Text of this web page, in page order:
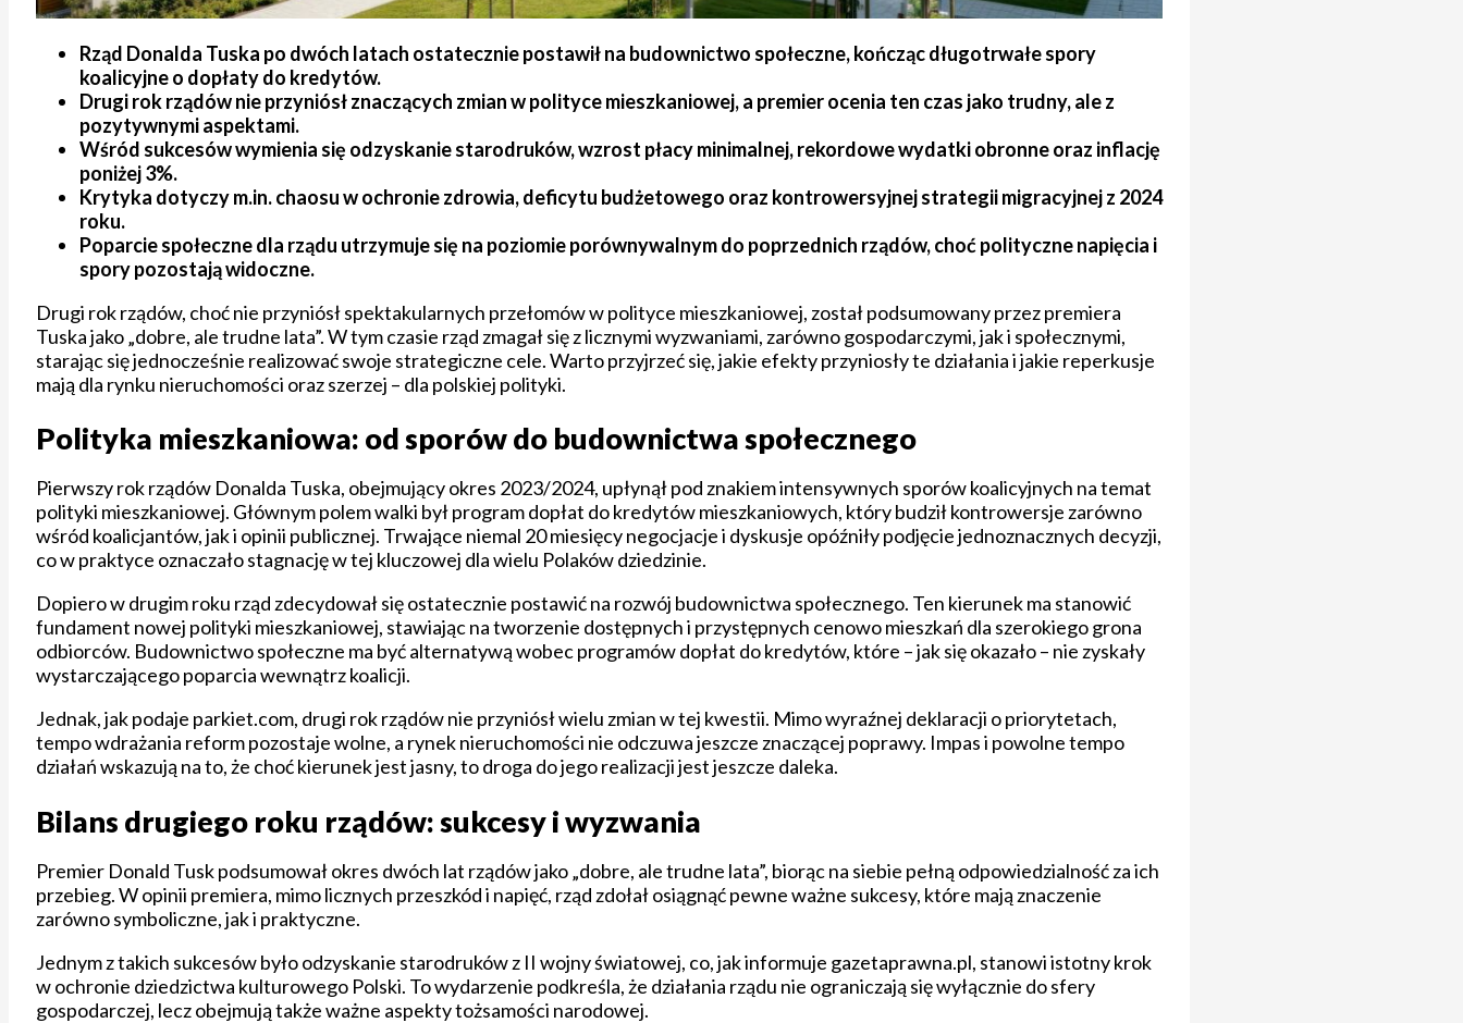
Rząd Donalda Tuska po dwóch latach ostatecznie postawił na budownictwo społeczne, kończąc długotrwałe spory
koalicyjne o dopłaty do kredytów.
Drugi rok rządów nie przyniósł znaczących zmian w polityce mieszkaniowej, a premier ocenia ten czas jako trudny, ale z
pozytywnymi aspektami.
Wśród sukcesów wymienia się odzyskanie starodruków, wzrost płacy minimalnej, rekordowe wydatki obronne oraz inflację
poniżej 3%.
Krytyka dotyczy m.in. chaosu w ochronie zdrowia, deficytu budżetowego oraz kontrowersyjnej strategii migracyjnej z 2024
roku.
Poparcie społeczne dla rządu utrzymuje się na poziomie porównywalnym do poprzednich rządów, choć polityczne napięcia i
spory pozostają widoczne.
Drugi rok rządów, choć nie przyniósł spektakularnych przełomów w polityce mieszkaniowej, został podsumowany przez premiera
Tuska jako „dobre, ale trudne lata”. W tym czasie rząd zmagał się z licznymi wyzwaniami, zarówno gospodarczymi, jak i społecznymi,
starając się jednocześnie realizować swoje strategiczne cele. Warto przyjrzeć się, jakie efekty przyniosły te działania i jakie reperkusje
mają dla rynku nieruchomości oraz szerzej – dla polskiej polityki.
Polityka mieszkaniowa: od sporów do budownictwa społecznego
Pierwszy rok rządów Donalda Tuska, obejmujący okres 2023/2024, upłynął pod znakiem intensywnych sporów koalicyjnych na temat
polityki mieszkaniowej. Głównym polem walki był program dopłat do kredytów mieszkaniowych, który budził kontrowersje zarówno
wśród koalicjantów, jak i opinii publicznej. Trwające niemal 20 miesięcy negocjacje i dyskusje opóźniły podjęcie jednoznacznych decyzji,
co w praktyce oznaczało stagnację w tej kluczowej dla wielu Polaków dziedzinie.
Dopiero w drugim roku rząd zdecydował się ostatecznie postawić na rozwój budownictwa społecznego. Ten kierunek ma stanowić
fundament nowej polityki mieszkaniowej, stawiając na tworzenie dostępnych i przystępnych cenowo mieszkań dla szerokiego grona
odbiorców. Budownictwo społeczne ma być alternatywą wobec programów dopłat do kredytów, które – jak się okazało – nie zyskały
wystarczającego poparcia wewnątrz koalicji.
Jednak, jak podaje parkiet.com, drugi rok rządów nie przyniósł wielu zmian w tej kwestii. Mimo wyraźnej deklaracji o priorytetach,
tempo wdrażania reform pozostaje wolne, a rynek nieruchomości nie odczuwa jeszcze znaczącej poprawy. Impas i powolne tempo
działań wskazują na to, że choć kierunek jest jasny, to droga do jego realizacji jest jeszcze daleka.
Bilans drugiego roku rządów: sukcesy i wyzwania
Premier Donald Tusk podsumował okres dwóch lat rządów jako „dobre, ale trudne lata”, biorąc na siebie pełną odpowiedzialność za ich
przebieg. W opinii premiera, mimo licznych przeszkód i napięć, rząd zdołał osiągnąć pewne ważne sukcesy, które mają znaczenie
zarówno symboliczne, jak i praktyczne.
Jednym z takich sukcesów było odzyskanie starodruków z II wojny światowej, co, jak informuje gazetaprawna.pl, stanowi istotny krok
w ochronie dziedzictwa kulturowego Polski. To wydarzenie podkreśla, że działania rządu nie ograniczają się wyłącznie do sfery
gospodarczej, lecz obejmują także ważne aspekty tożsamości narodowej.